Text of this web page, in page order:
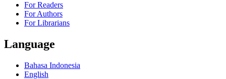
For Readers
For Authors
For Librarians
Language
Bahasa Indonesia
English